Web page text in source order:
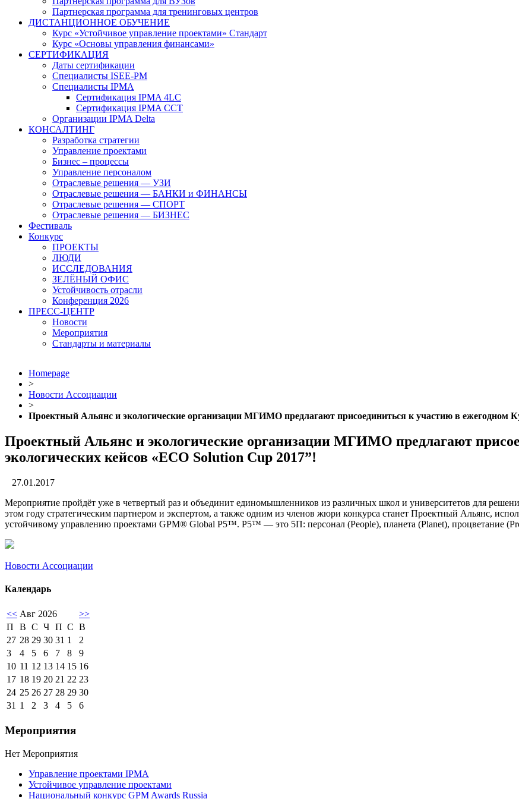
Партнерская программа для тренинговых центров
ДИСТАНЦИОННОЕ ОБУЧЕНИЕ
Курс «Устойчивое управление проектами» Стандарт
Курс «Основы управления финансами»
СЕРТИФИКАЦИЯ
Даты сертификации
Специалисты ISEE-PM
Специалисты IPMA
Сертификация IPMA 4LC
Сертификация IPMA CCT
Организации IPMA Delta
КОНСАЛТИНГ
Разработка стратегии
Управление проектами
Бизнес – процессы
Управление персоналом
Отраслевые решения — УЗИ
Отраслевые решения — БАНКИ и ФИНАНСЫ
Отраслевые решения — СПОРТ
Отраслевые решения — БИЗНЕС
Фестиваль
Конкурс
ПРОЕКТЫ
ЛЮДИ
ИССЛЕДОВАНИЯ
ЗЕЛЁНЫЙ ОФИС
Устойчивость отрасли
Конференция 2026
ПРЕСС-ЦЕНТР
Новости
Мероприятия
Стандарты и материалы
Homepage
>
Новости Ассоциации
>
Проектный Альянс и экологические организации МГИМО предлагают присоединиться к участию в ежегодном
Проектный Альянс и экологические организации МГИМО предлагают
экологических кейсов «ECO Solution Cup 2017”!
27.01.2017
Мероприятие пройдёт уже в четвертый раз и объединит единомышленников из различных школ и университетов для
этом году стратегическим партнером и экспертом, а также одним из членов жюри конкурса станет Проектный Альянс,
устойчивому управлению проектами GPM® Global P5™. P5™ — это 5П: персонал (People), планета (Planet), процветание
Новости Ассоциации
Календарь
<< Авг 2026
>>
П
В С Ч П С В
27 28 29 30 31 1
2
3
4 5 6 7 8
9
10 11 12 13 14 15 16
17 18 19 20 21 22 23
24 25 26 27 28 29 30
31 1 2 3 4 5 6
Мероприятия
Нет Мероприятия
Управление проектами IPMA
Устойчивое управление проектами
Национальный конкурс GPM Awards Russia